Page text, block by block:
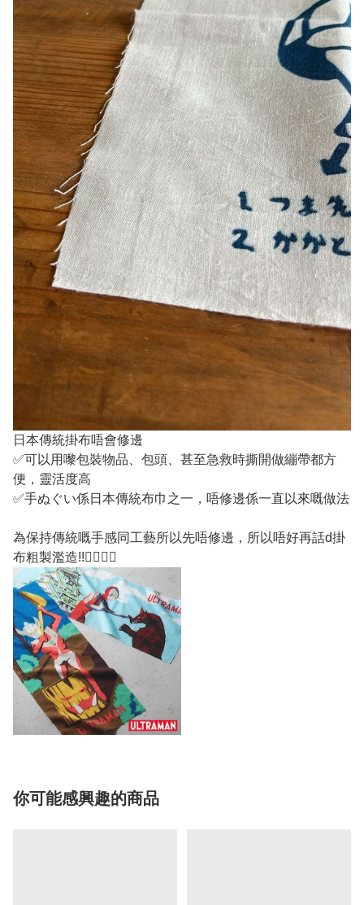
日本傳統掛布唔會修邊
✅可以用嚟包裝物品、包頭、甚至急救時撕開做繃帶都方
便，靈活度高
✅手ぬぐい係日本傳統布巾之一，唔修邊係一直以來嘅做法
為保持傳統嘅手感同工藝所以先唔修邊，所以唔好再話d掛
布粗製濫造!!✌🏽👍🏼
你可能感興趣的商品